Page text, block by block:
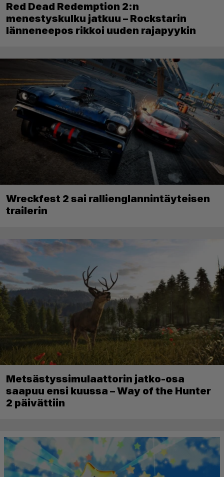
Red Dead Redemption 2:n
menestyskulku jatkuu – Rockstarin
länneneepos rikkoi uuden rajapyykin
Wreckfest 2 sai rallienglannintäyteisen
trailerin
Metsästyssimulaattorin jatko-osa
saapuu ensi kuussa – Way of the Hunter
2 päivättiin